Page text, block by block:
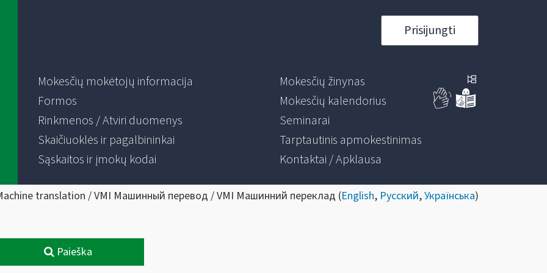
Prisijungti
Mokesčių mokėtojų informacija
Formos
Rinkmenos / Atviri duomenys
Skaičiuoklės ir pagalbininkai
Sąskaitos ir įmokų kodai
Mokesčių žinynas
Mokesčių kalendorius
Seminarai
Tarptautinis apmokestinimas
Kontaktai / Apklausa
translation / VMI Машинный перевод / VMI Машинний переклад (English, Русский,Українська)
Paieška